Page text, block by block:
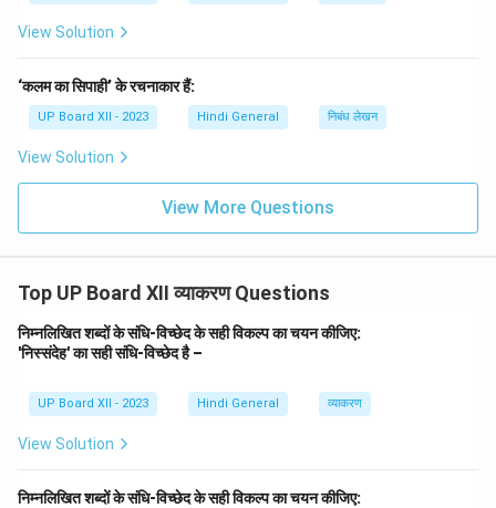
View Solution
‘कलम का सिपाही’ के रचनाकार हैं:
UP Board XII - 2023 Hindi General निबंध लेखन
View Solution
View More Questions
Top UP Board XII व्याकरण Questions
निम्नलिखित शब्दों के संधि-विच्छेद के सही विकल्प का चयन कीजिए:
'निस्संदेह' का सही संधि-विच्छेद है –
UP Board XII - 2023 Hindi General व्याकरण
View Solution
निम्नलिखित शब्दों के संधि-विच्छेद के सही विकल्प का चयन कीजिए: